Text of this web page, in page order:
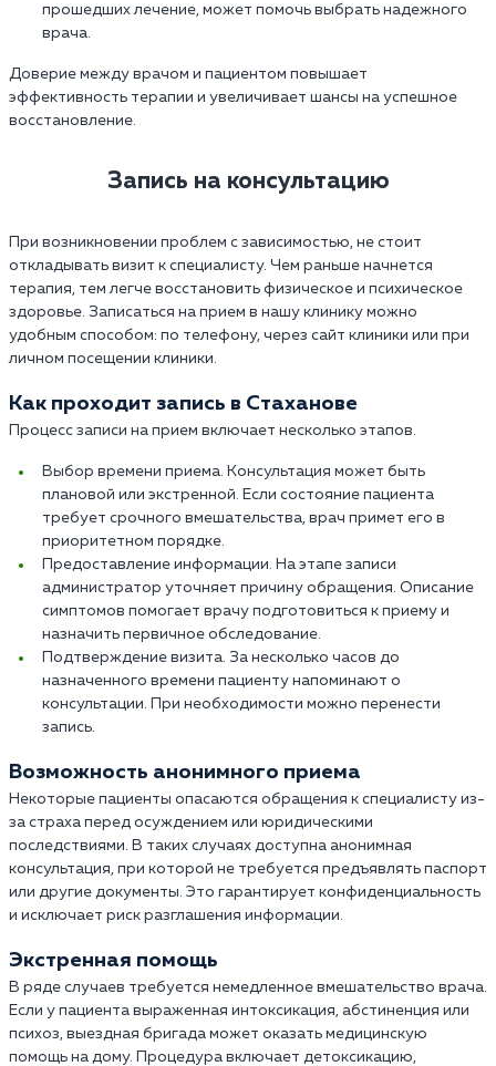
прошедших лечение, может помочь выбрать надежного
врача.
Доверие между врачом и пациентом повышает
эффективность терапии и увеличивает шансы на успешное
восстановление.
Запись на консультацию
При возникновении проблем с зависимостью, не стоит
откладывать визит к специалисту. Чем раньше начнется
терапия, тем легче восстановить физическое и психическое
здоровье. Записаться на прием в нашу клинику можно
удобным способом: по телефону, через сайт клиники или при
личном посещении клиники.
Как проходит запись в Стаханове
Процесс записи на прием включает несколько этапов.
Выбор времени приема. Консультация может быть
плановой или экстренной. Если состояние пациента
требует срочного вмешательства, врач примет его в
приоритетном порядке.
Предоставление информации. На этапе записи
администратор уточняет причину обращения. Описание
симптомов помогает врачу подготовиться к приему и
назначить первичное обследование.
Подтверждение визита. За несколько часов до
назначенного времени пациенту напоминают о
консультации. При необходимости можно перенести
запись.
Возможность анонимного приема
Некоторые пациенты опасаются обращения к специалисту из-
за страха перед осуждением или юридическими
последствиями. В таких случаях доступна анонимная
консультация, при которой не требуется предъявлять паспорт
или другие документы. Это гарантирует конфиденциальность
и исключает риск разглашения информации.
Экстренная помощь
В ряде случаев требуется немедленное вмешательство врача.
Если у пациента выраженная интоксикация, абстиненция или
психоз, выездная бригада может оказать медицинскую
помощь на дому. Процедура включает детоксикацию,